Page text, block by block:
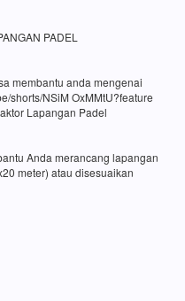
PADEL
membantu anda mengenai
shorts/NSiM OxMMtU?feature
Lapangan Padel
Anda merancang lapangan
meter) atau disesuaikan